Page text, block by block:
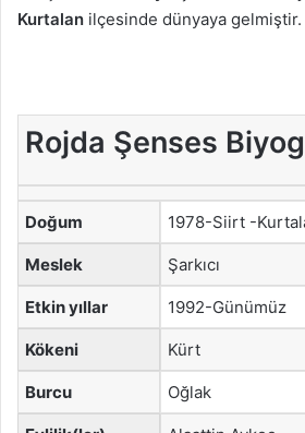
m
e
Kurtalan ilçesinde dünyaya gelmiştir.
Rojda Şenses
Doğum 1978-Siirt -
Meslek Şarkıcı
Etkin yıllar 1992-Günümüz
Kökeni Kürt
Burcu Oğlak